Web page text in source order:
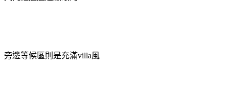
旁邊等候區則是充滿villa風